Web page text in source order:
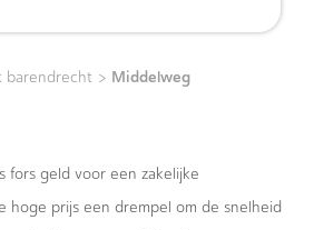
barendrecht > Middelweg
fors geld voor een zakelijke
hoge prijs een drempel om de snelheid